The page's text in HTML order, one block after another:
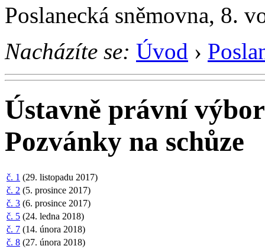
Poslanecká sněmovna, 8.
Nacházíte se: Úvod ›
Ústavně právní výbor
Pozvánky na schůze
č. 1 (29. listopadu 2017)
č. 2 (5. prosince 2017)
č. 3 (6. prosince 2017)
č. 5 (24. ledna 2018)
č. 7 (14. února 2018)
č. 8 (27. února 2018)